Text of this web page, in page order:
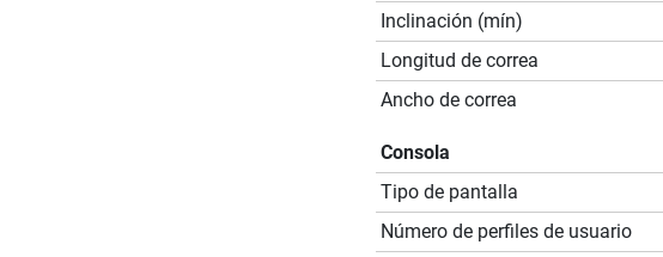
Inclinación (mín)
Longitud de correa
Ancho de correa
Consola
Tipo de pantalla
Número de perfiles de usuario